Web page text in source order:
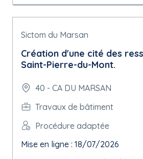
Sictom du Marsan
Création d'une cité des
Saint-Pierre-du-Mont.
40 - CA DU MARSAN
Travaux de bâtiment
Procédure adaptée
Mise en ligne : 18/07/2026